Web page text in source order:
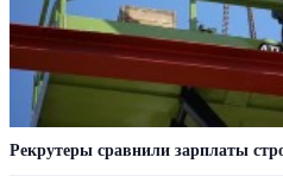
Рекрутеры сравнили зарплаты